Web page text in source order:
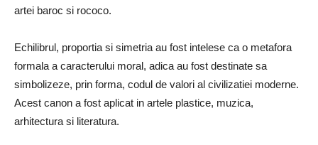
artei baroc si rococo.
Echilibrul, proportia si simetria au fost intelese ca o metafora
formala a caracterului moral, adica au fost destinate sa
simbolizeze, prin forma, codul de valori al civilizatiei moderne.
Acest canon a fost aplicat in artele plastice, muzica,
arhitectura si literatura.